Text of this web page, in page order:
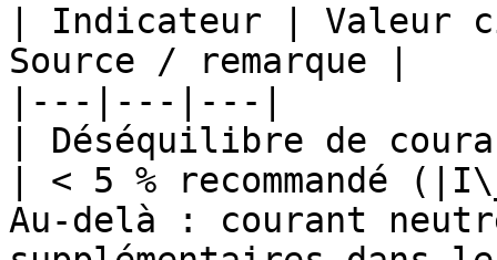
| Indicateur | Valeur
Source / remarque |
|---|---|---|
| Déséquilibre de
| < 5 % recommandé
Au-delà : courant